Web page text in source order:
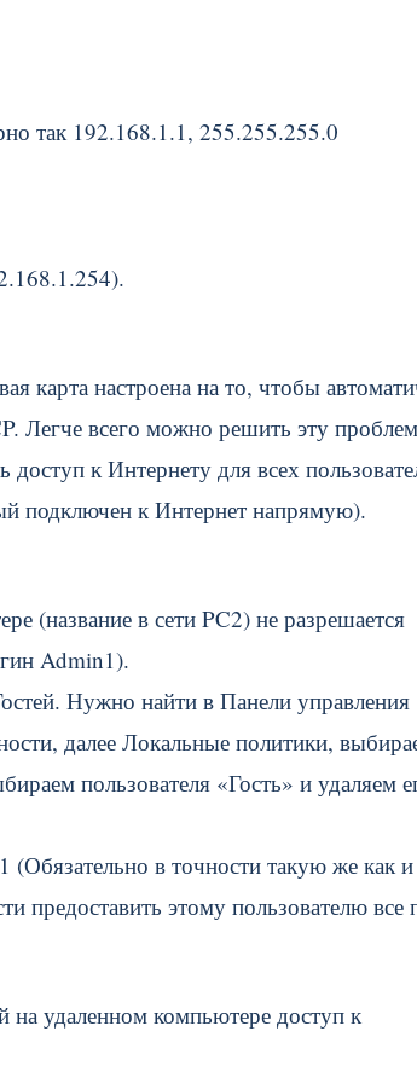
так 192.168.1.1, 255.255.255.0
карта настроена на то, чтобы
Легче всего можно решить эту
к Интернету для всех
подключен к Интернет напрямую).
(название в сети PC2) не разрешается
Admin1).
Нужно найти в Панели управления
далее Локальные политики,
пользователя «Гость» и удаляем
(Обязательно в точности такую же как
предоставить этому пользователю все
на удаленном компьютере доступ к